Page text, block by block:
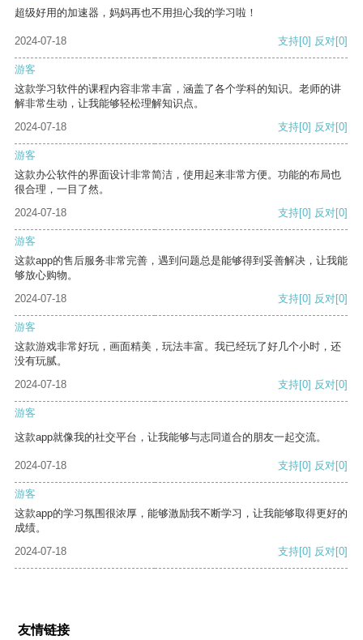
超级好用的加速器，妈妈再也不用担心我的学习啦！
2024-07-18 支持[0] 反对[0]
游客
这款学习软件的课程内容非常丰富，涵盖了各个学科的知识。老师的讲
解非常生动，让我能够轻松理解知识点。
2024-07-18
支持[0] 反对[0]
游客
这款办公软件的界面设计非常简洁，使用起来非常方便。功能的布局也
很合理，一目了然。
2024-07-18
支持[0] 反对[0]
游客
这款app的售后服务非常完善，遇到问题总是能够得到妥善解决，让我能
够放心购物。
2024-07-18
支持[0] 反对[0]
游客
这款游戏非常好玩，画面精美，玩法丰富。我已经玩了好几个小时，还
没有玩腻。
2024-07-18
支持[0] 反对[0]
游客
这款app就像我的社交平台，让我能够与志同道合的朋友一起交流。
2024-07-18 支持[0] 反对[0]
游客
这款app的学习氛围很浓厚，能够激励我不断学习，让我能够取得更好的
成绩。
2024-07-18
支持[0] 反对[0]
友情链接